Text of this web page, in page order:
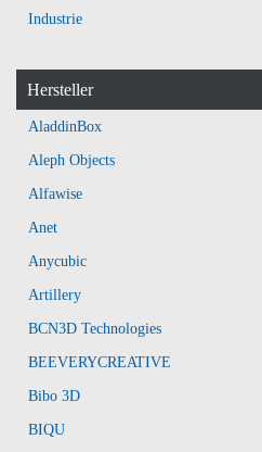
Industrie
Hersteller
AladdinBox
Aleph Objects
Alfawise
Anet
Anycubic
Artillery
BCN3D Technologies
BEEVERYCREATIVE
Bibo 3D
BIQU